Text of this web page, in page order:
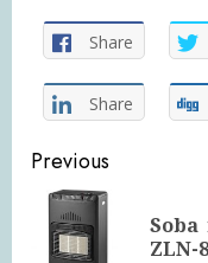
Share
Share
Continue
Reading
Previous
ZLN-